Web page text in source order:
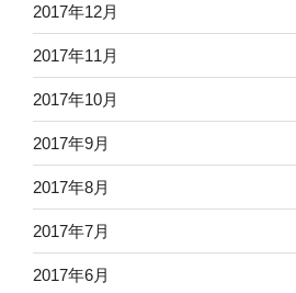
2017年12月
2017年11月
2017年10月
2017年9月
2017年8月
2017年7月
2017年6月